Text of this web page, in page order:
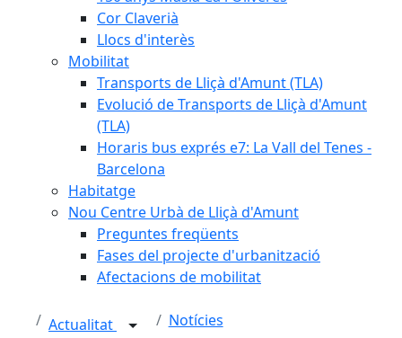
Cor Claverià
Llocs d'interès
Mobilitat
Transports de Lliçà d'Amunt (TLA)
Evolució de Transports de Lliçà d'Amunt
(TLA)
Horaris bus exprés e7: La Vall del Tenes -
Barcelona
Habitatge
Nou Centre Urbà de Lliçà d'Amunt
Preguntes freqüents
Fases del projecte d'urbanització
Afectacions de mobilitat
Actualitat Notícies